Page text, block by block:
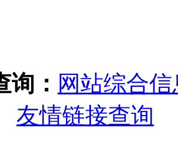
询： 网站综合
友情链接查询